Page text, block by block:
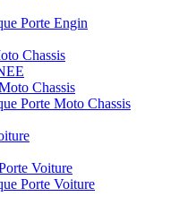
Porte Engin
Chassis
Chassis
Porte Moto Chassis
Voiture
Porte Voiture